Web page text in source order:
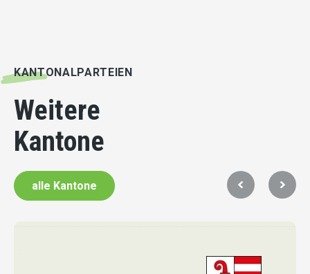
KANTONALPARTEIEN
Weitere
Kantone
alle Kantone